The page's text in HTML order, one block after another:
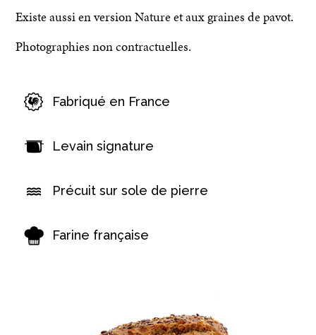
Existe aussi en version Nature et aux graines de pavot.
Photographies non contractuelles.
Fabriqué en France
Levain signature
Précuit sur sole de pierre
Farine française